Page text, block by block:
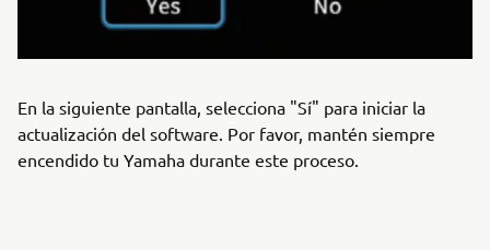
En la siguiente pantalla, selecciona "Sí" para iniciar la
actualización del software. Por favor, mantén siempre
encendido tu Yamaha durante este proceso.